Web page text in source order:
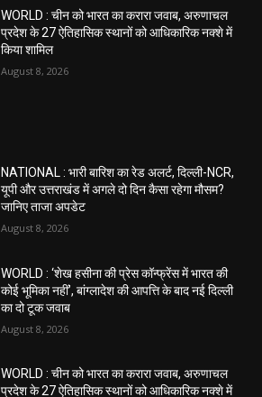
WORLD : चीन को भारत का करारा जवाब, अरुणाचल
प्रदेश के 27 ऐतिहासिक स्थानों को आधिकारिक नक्शे में
किया शामिल
August 8, 2026
NATIONAL : भारी बारिश का रेड अलर्ट, दिल्ली-NCR,
यूपी और उत्तराखंड में अगले दो दिन कैसा रहेगा मौसम?
जानिए ताजा अपडेट
August 8, 2026
WORLD : ‘शेख हसीना की प्रेस कॉन्फ्रेंस में भारत की
कोई भूमिका नहीं’, बांग्लादेश की आपत्ति के बाद नई दिल्ली
का दो टूक जवाब
August 8, 2026
WORLD : चीन को भारत का करारा जवाब, अरुणाचल
प्रदेश के 27 ऐतिहासिक स्थानों को आधिकारिक नक्शे में